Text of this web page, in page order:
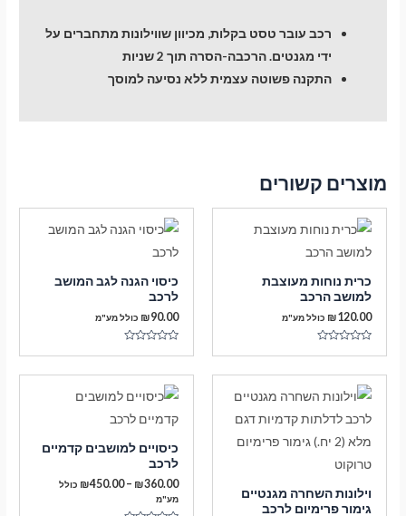
רכב עובר טסט בקלות, מכיוון שווילונות מתחברים על
ידי מגנטים. הרכבה-הסרה תוך 2 שניות
התקנה פשוטה עצמית ללא נסיעה למוסך
מוצרים קשורים
כרית נוחות מעוצבת
למושב הרכב
₪120.00 כולל מע"מ
כיסוי הגנה לגב המושב
לרכב
₪90.00 כולל מע"מ
וילונות השחרה מגנטיים
גימור פרימיום לרכב
כיסויים למושבים קדמיים
לרכב
₪360.00
–
₪450.00
טווח
כולל
מע"מ